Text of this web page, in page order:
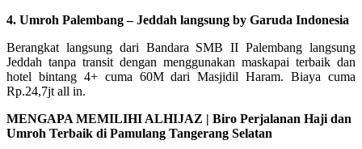
4. Umroh Palembang – Jeddah langsung by Garuda Indonesia
Berangkat langsung dari Bandara SMB II Palembang langsung
Jeddah tanpa transit dengan menggunakan maskapai terbaik dan
hotel bintang 4+ cuma 60M dari Masjidil Haram. Biaya cuma
Rp.24,7jt all in.
MENGAPA MEMILIHI ALHIJAZ | Biro Perjalanan Haji dan
Umroh Terbaik di Pamulang Tangerang Selatan